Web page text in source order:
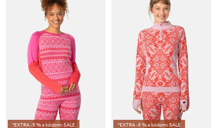
*EXTRA -5 % s kódom: SALE *EXTRA -5 % s kódom: SALE